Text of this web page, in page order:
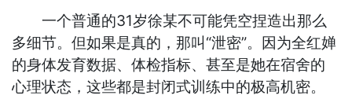
一个普通的31岁徐某不可能凭空捏造出那么
多细节。但如果是真的，那叫“泄密”。因为全红婵
的身体发育数据、体检指标、甚至是她在宿舍的
心理状态，这些都是封闭式训练中的极高机密。